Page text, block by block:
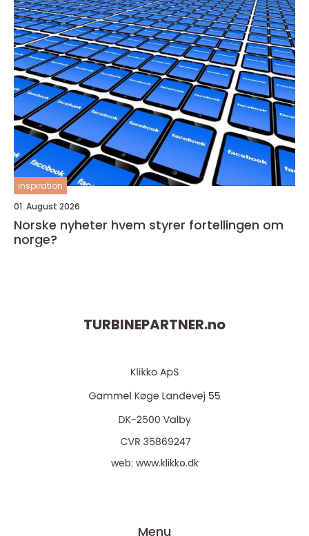
inspiration
01. August 2026
Norske nyheter hvem styrer fortellingen om
norge?
TURBINEPARTNER.no
web: www.klikko.dk
Menu